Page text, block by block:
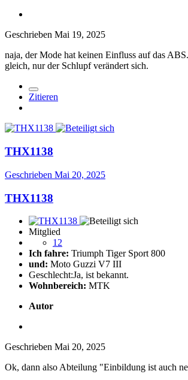
Geschrieben Mai 19, 2025
naja, der Mode hat keinen Einfluss auf das
gleich, nur der Schlupf verändert sich.
Zitieren
THX1138
Geschrieben Mai 20, 2025
THX1138
Mitglied
12
Ich fahre: Triumph Tiger Sport 800
und: Moto Guzzi V7 III
Geschlecht:Ja, ist bekannt.
Wohnbereich: MTK
Autor
Geschrieben Mai 20, 2025
Ok, dann also Abteilung "Einbildung ist auch